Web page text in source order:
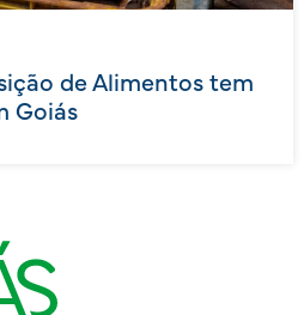
de Alimentos tem
Goiás